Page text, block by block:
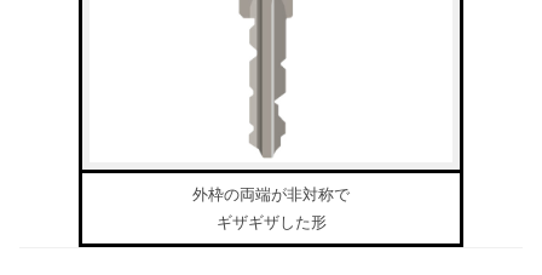
外枠の両端が非対称で
ギザギザした形